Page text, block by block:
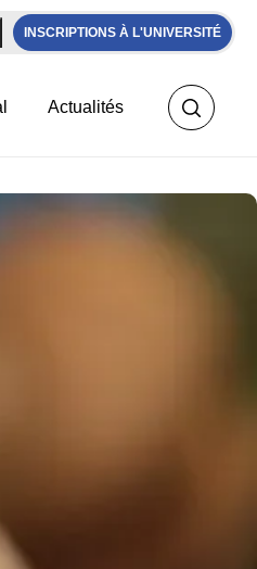
INSCRIPTIONS À L'UNIVERSITÉ
Actualités